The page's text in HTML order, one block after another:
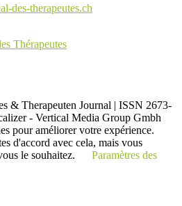
des-therapeutes.ch
Thérapeutes
& Therapeuten Journal | ISSN 2673-
- Vertical Media Group Gmbh
pour améliorer votre expérience.
d'accord avec cela, mais vous
le souhaitez.
Paramètres des